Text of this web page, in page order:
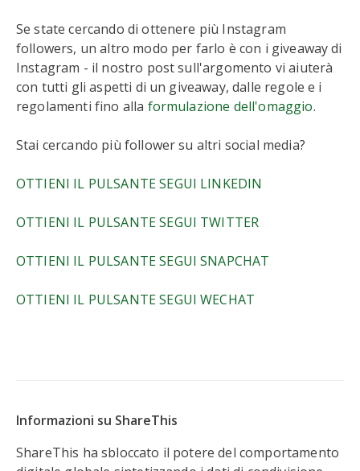
Se state cercando di ottenere più Instagram
followers, un altro modo per farlo è con i giveaway di
Instagram - il nostro post sull'argomento vi aiuterà
con tutti gli aspetti di un giveaway, dalle regole e i
regolamenti fino alla formulazione dell'omaggio.
Stai cercando più follower su altri social media?
OTTIENI IL PULSANTE SEGUI LINKEDIN
OTTIENI IL PULSANTE SEGUI TWITTER
OTTIENI IL PULSANTE SEGUI SNAPCHAT
OTTIENI IL PULSANTE SEGUI WECHAT
Informazioni su ShareThis
ShareThis ha sbloccato il potere del comportamento